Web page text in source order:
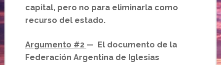
capital, pero no para eliminarla como
recurso del estado.
Argumento #2 — El documento de la
Federación Argentina de Iglesias